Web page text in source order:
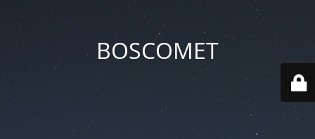
BOSCOMET